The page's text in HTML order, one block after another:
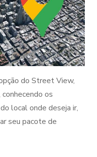
do Street View,
os
local onde deseja ir,
seu pacote de